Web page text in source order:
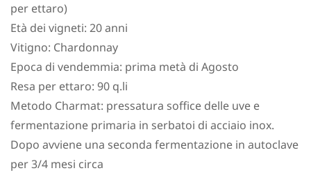
per ettaro)
Età dei vigneti: 20 anni
Vitigno: Chardonnay
Epoca di vendemmia: prima metà di Agosto
Resa per ettaro: 90 q.li
Metodo Charmat: pressatura soffice delle uve e
fermentazione primaria in serbatoi di acciaio inox.
Dopo avviene una seconda fermentazione in autoclave
per 3/4 mesi circa